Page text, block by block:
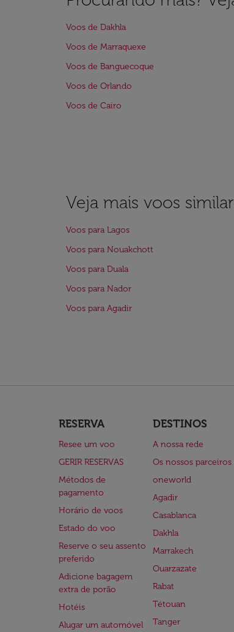
Voos de Dakhla
Voos de Marraquexe
Voos de Banguecoque
Voos de Orlando
Voos de Cairo
Veja mais voos
Voos para Lagos
Voos para Nouakchott
Voos para Duala
Voos para Nador
Voos para Agadir
RESERVA
Resee um voo
GERIR RESERVAS
Métodos de
pagamento
Horário de voos
Estado do voo
Reserve o seu assento
preferido
Adicione bagagem
extra de porão
Hotéis
Alugar um automóvel
DESTINOS
A nossa rede
Os nossos parceiros
oneworld
Agadir
Casablanca
Dakhla
Marrakech
Ouarzazate
Rabat
Tétouan
Tanger